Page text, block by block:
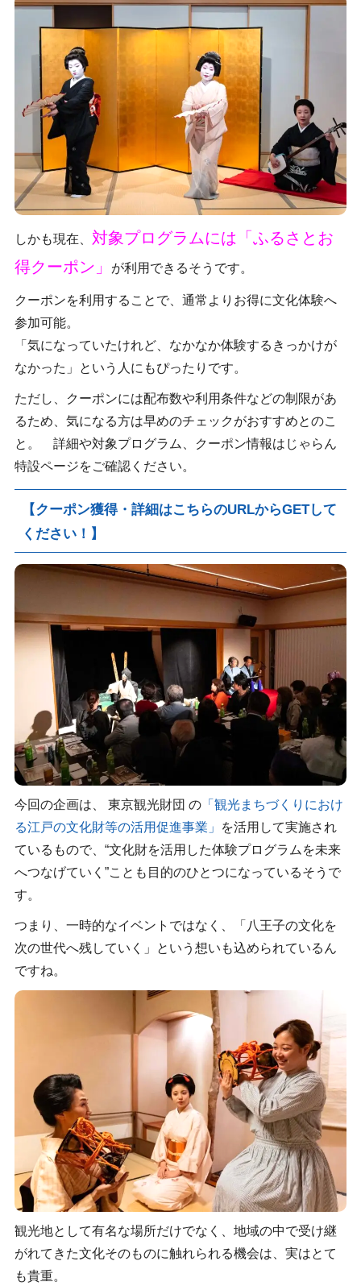
しかも現在、 対象プログラムには「ふるさとお
得クーポン」
が利用できるそうです。
クーポンを利用することで、通常よりお得に文化体験へ
参加可能。
「気になっていたけれど、なかなか体験するきっかけが
なかった」という人にもぴったりです。
ただし、クーポンには配布数や利用条件などの制限があ
るため、気になる方は早めのチェックがおすすめとのこ
と。 詳細や対象プログラム、クーポン情報はじゃらん
特設ページをご確認ください。
【クーポン獲得・詳細はこちらのURLからGETして
ください！】
今回の企画は、 東京観光財団 の「観光まちづくりにおけ
る江戸の文化財等の活用促進事業」
を活用して実施され
ているもので、“文化財を活用した体験プログラムを未来
へつなげていく”ことも目的のひとつになっているそうで
す。
つまり、一時的なイベントではなく、「八王子の文化を
次の世代へ残していく」という想いも込められているん
ですね。
観光地として有名な場所だけでなく、地域の中で受け継
がれてきた文化そのものに触れられる機会は、実はとて
も貴重。